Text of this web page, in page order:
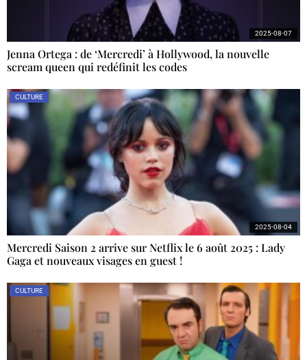
Jenna Ortega : de ‘Mercredi’ à Hollywood, la nouvelle
scream queen qui redéfinit les codes
2025-08-07
CULTURE
Mercredi Saison 2 arrive sur Netflix le 6 août 2025 : Lady
Gaga et nouveaux visages en guest !
2025-08-04
CULTURE